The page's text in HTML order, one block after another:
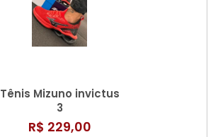
Tênis Mizuno invictus
3
R$ 229,00